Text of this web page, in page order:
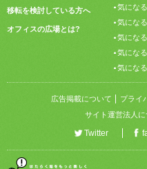
移転を検討している方へ
オフィスの広場とは?
気にな
気にな
気にな
気にな
気にな
広告掲載について プライ
サイト運営法人に
Twitter